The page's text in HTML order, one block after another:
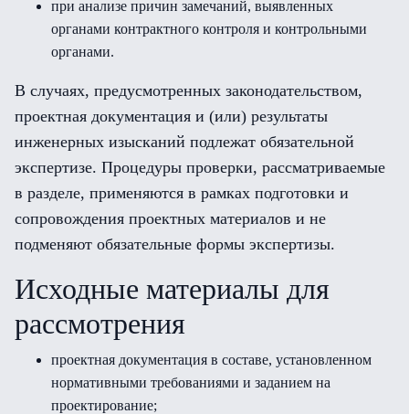
при анализе причин замечаний, выявленных
органами контрактного контроля и контрольными
органами.
В случаях, предусмотренных законодательством,
проектная документация и (или) результаты
инженерных изысканий подлежат обязательной
экспертизе. Процедуры проверки, рассматриваемые
в разделе, применяются в рамках подготовки и
сопровождения проектных материалов и не
подменяют обязательные формы экспертизы.
Исходные материалы для
рассмотрения
проектная документация в составе, установленном
нормативными требованиями и заданием на
проектирование;